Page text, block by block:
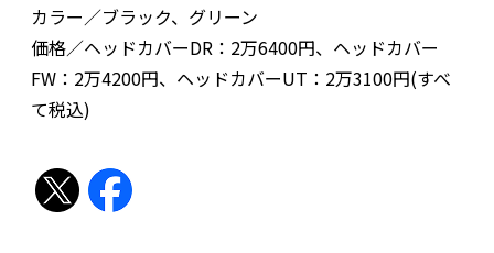
カラー／ブラック、グリーン
価格／ヘッドカバーDR：2万6400円、ヘッドカバー
FW：2万4200円、ヘッドカバーUT：2万3100円(すべ
て税込)